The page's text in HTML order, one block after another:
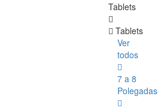
Tablets
Tablets
Ver
todos
7 a 8
Polegadas